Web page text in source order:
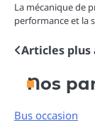
La mécanique de
performance et la
des
Articles plus
Nos
Bus occasion